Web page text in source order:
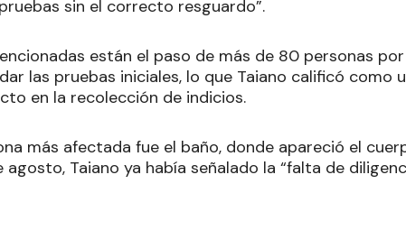
sin el correcto resguardo”.
están el paso de más de 80 personas
las pruebas iniciales, lo que Taiano calificó como
en la recolección de indicios.
más afectada fue el baño, donde apareció el
Taiano ya había señalado la “falta de